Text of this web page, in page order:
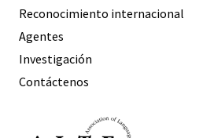
Reconocimiento internacional
Agentes
Investigación
Contáctenos